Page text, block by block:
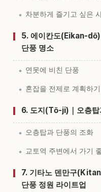
차분하게 즐기고 싶은
5. 에이칸도(Eikan-
단풍 명소
연못에 비친 단풍
혼잡을 전제로 계획하기
6. 도지(Tō-ji)｜오층탑
오층탑과 단풍의 조화
교토역 주변에서 가기
7. 기타노 덴만구
단풍 정원 라이트업